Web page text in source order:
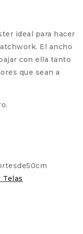
ideal para hacer
El ancho
con ella tanto
que sean a
Telas